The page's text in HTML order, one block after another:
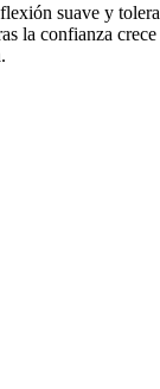
suave y
confianza